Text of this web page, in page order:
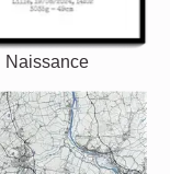
Naissance